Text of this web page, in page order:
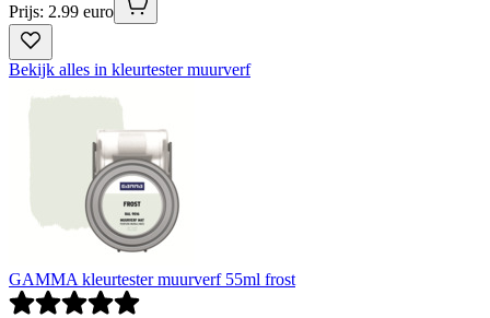
Prijs: 2.99 euro
Bekijk alles in kleurtester muurverf
GAMMA kleurtester muurverf 55ml frost